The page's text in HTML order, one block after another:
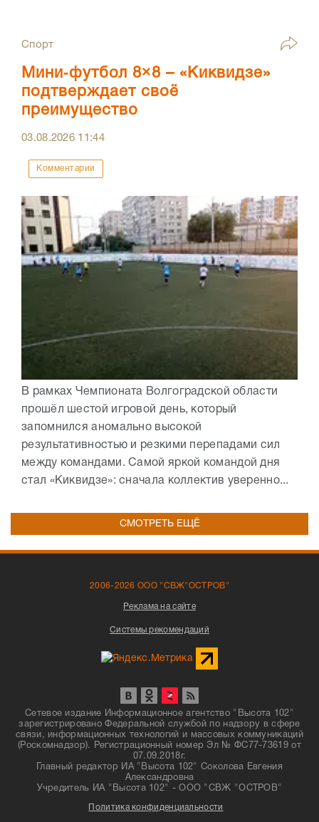
Спорт
Мини‑футбол 8×8 – «Киквидзе»
подтверждает своё
преимущество
03.08.2026 11:44
Комментарии
В рамках Чемпионата Волгоградской области
прошёл шестой игровой день, который
запомнился аномально высокой
результативностью и резкими перепадами сил
между командами. Самой яркой командой дня
стал «Киквидзе»: сначала коллектив уверенно...
СМОТРЕТЬ ЕЩЁ
2006-2026 ООО "СВЖ"ОСТРОВ"
Реклама на сайте
Системы рекомендаций
Сетевое издание Информационное агентство "Высота 102"
зарегистрировано Федеральной службой по надзору в сфере
связи, информационных технологий и массовых коммуникаций
(Роскомнадзор). Регистрационный номер Эл № ФС77-73619 от
07.09.2018г.
Главный редактор ИА "Высота 102" Соколова Евгения
Александровна
Учредитель ИА "Высота 102" - ООО "СВЖ "ОСТРОВ"
Политика конфиденциальности